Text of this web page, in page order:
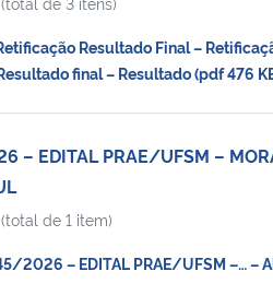
Resultado Final –
final – Resultado (pdf 476
EDITAL PRAE/UFSM –
de 1 item)
– EDITAL PRAE/UFSM –… –